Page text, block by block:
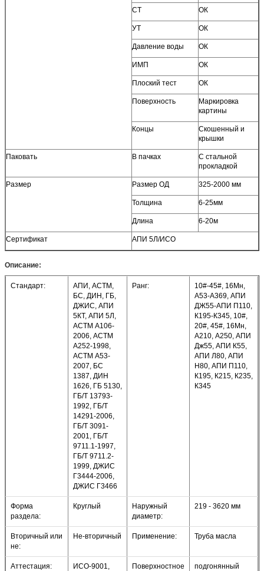
ЭСВ, ОБМАНЫВАЮТ, КФР, КИФ, етк.
Общие услуги для индустрий (нефти,
Переход жидкости, газа и масла,
Пресса и передача жары,
Конструкция города, етк.
СТ ОК
УТ ОК
Давление воды ОК
ИМП ОК
Плоский тест ОК
Поверхность
Маркировка
картины
Концы
Скошенный и
крышки
Паковать В пачках
С стальной
прокладкой
Размер Размер ОД 325-2000 мм
Толщина 6-25мм
Длина 6-20м
Сертификат АПИ 5Л/ИСО
Описание:
Стандарт:
АПИ, АСТМ,
БС, ДИН, ГБ,
ДЖИС, АПИ
5КТ, АПИ 5Л,
АСТМ А106-
2006, АСТМ
А252-1998,
АСТМ А53-
2007, БС
1387, ДИН
1626, ГБ 5130,
ГБ/Т 13793-
1992, ГБ/Т
14291-2006,
ГБ/Т 3091-
2001, ГБ/Т
9711.1-1997,
ГБ/Т 9711.2-
1999, ДЖИС
Г3444-2006,
ДЖИС Г3466
Ранг:
10#-45#, 16Мн,
А53-А369, АПИ
ДЖ55-АПИ П110,
К195-К345, 10#,
20#, 45#, 16Мн,
А210, А250, АПИ
Дж55, АПИ К55,
АПИ Л80, АПИ
Н80, АПИ П110,
К195, К215, К235,
К345
Форма
раздела:
Круглый
Наружный
диаметр:
219 - 3620 мм
Вторичный или
не:
Не-вторичный Применение: Труба масла
Аттестация:
ИСО-9001,
Поверхностное
подгонянный